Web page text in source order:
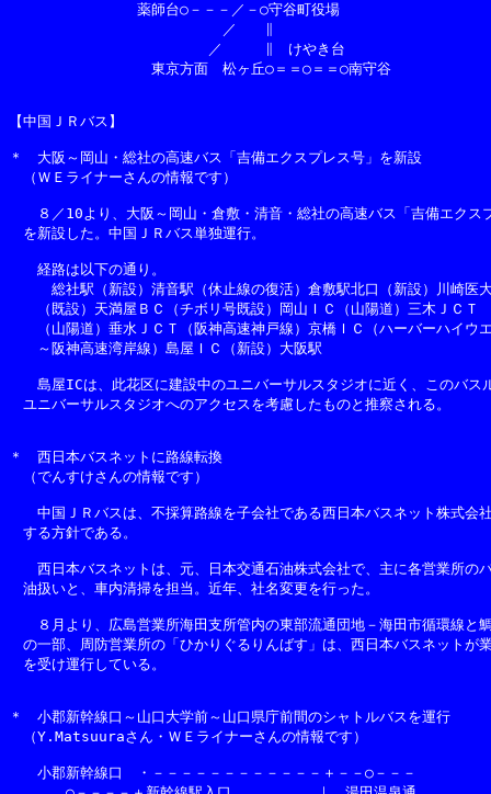
薬師台○－－－／－○守谷町役場
／　　∥
／　　　∥　けやき台
東京方面　松ヶ丘○＝＝○＝＝○南守谷
【中国ＪＲバス】
＊　大阪～岡山・総社の高速バス「吉備エクスプレス号」を新設
（ＷＥライナーさんの情報です）
８／10より、大阪～岡山・倉敷・清音・総社の高速バス「吉備エクス
を新設した。中国ＪＲバス単独運行。
経路は以下の通り。
総社駅（新設）清音駅（休止線の復活）倉敷駅北口（新設）川崎医
（既設）天満屋ＢＣ（チボリ号既設）岡山ＩＣ（山陽道）三木ＪＣＴ
（山陽道）垂水ＪＣＴ（阪神高速神戸線）京橋ＩＣ（ハーバーハイウ
～阪神高速湾岸線）島屋ＩＣ（新設）大阪駅
島屋ICは、此花区に建設中のユニバーサルスタジオに近く、このバス
ユニバーサルスタジオへのアクセスを考慮したものと推察される。
＊　西日本バスネットに路線転換
（でんすけさんの情報です）
中国ＪＲバスは、不採算路線を子会社である西日本バスネット株式会
する方針である。
西日本バスネットは、元、日本交通石油株式会社で、主に各営業所の
油扱いと、車内清掃を担当。近年、社名変更を行った。
８月より、広島営業所海田支所管内の東部流通団地－海田市循環線と
の一部、周防営業所の「ひかりぐるりんばす」は、西日本バスネットが
を受け運行している。
＊　小郡新幹線口～山口大学前～山口県庁前間のシャトルバスを運行
（Y.Matsuuraさん・ＷＥライナーさんの情報です）
小郡新幹線口　・－－－－－－－－－－－－＋－－○－－－